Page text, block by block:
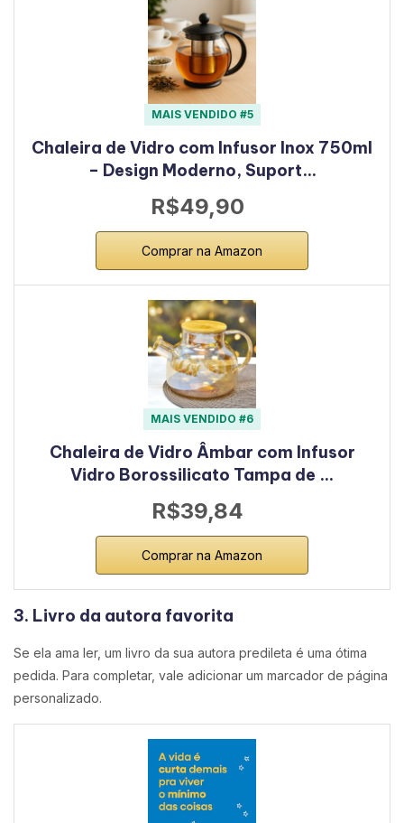
MAIS VENDIDO #5
Chaleira de Vidro com Infusor Inox 750ml
– Design Moderno, Suport…
R$49,90
Comprar na Amazon
MAIS VENDIDO #6
Chaleira de Vidro Âmbar com Infusor
Vidro Borossilicato Tampa de …
R$39,84
Comprar na Amazon
3. Livro da autora favorita
Se ela ama ler, um livro da sua autora predileta é uma ótima
pedida. Para completar, vale adicionar um marcador de página
personalizado.